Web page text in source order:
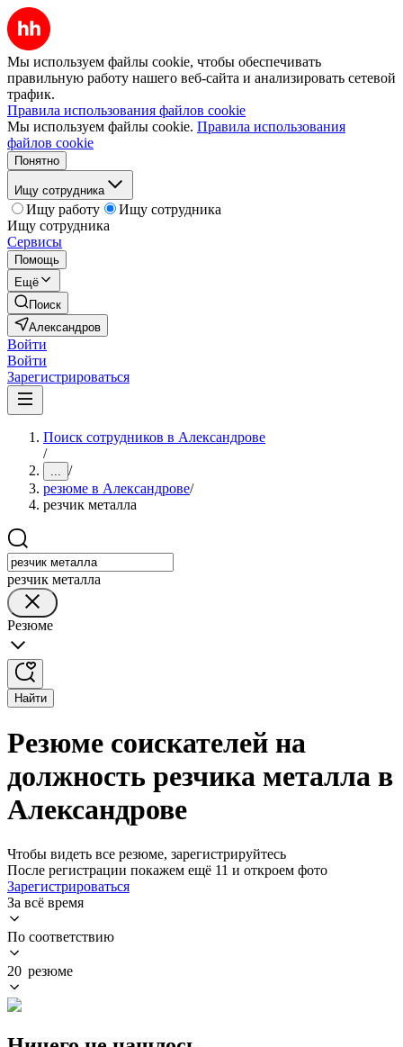
Мы используем файлы cookie, чтобы обеспечивать
правильную работу нашего веб-сайта и анализировать сетевой
трафик.
Правила использования файлов cookie
Мы используем файлы cookie. Правила использования
файлов cookie
Понятно
Ищу сотрудника
Ищу работу
Ищу сотрудника
Ищу сотрудника
Сервисы
Помощь
Ещё
Поиск
Александров
Войти
Войти
Зарегистрироваться
Поиск сотрудников в Александрове
/
... /
резюме в Александрове/
резчик металла
резчик металла
Резюме
Найти
Резюме соискателей на
должность резчика металла в
Александрове
Чтобы видеть все резюме, зарегистрируйтесь
После регистрации покажем ещё 11 и откроем фото
Зарегистрироваться
За всё время
По соответствию
20 резюме